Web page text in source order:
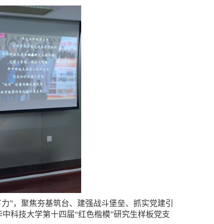
”，聚焦夯基筑台、建强战斗堡垒、抓实党建引
科技大学第十四届“红色楷模”研究生样板党支